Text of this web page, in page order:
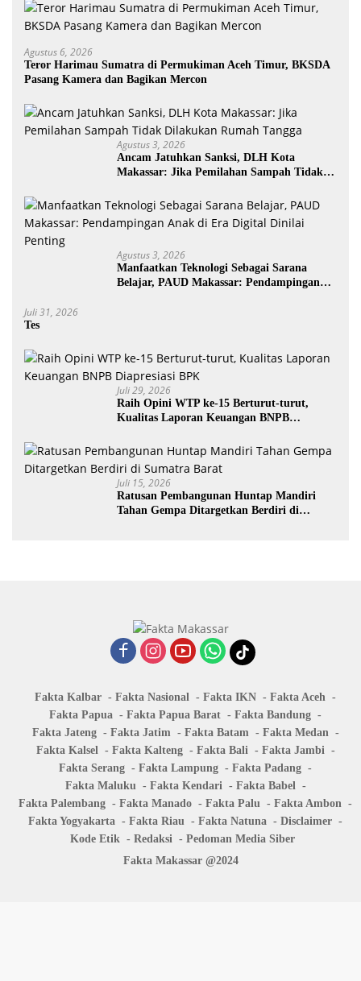
Agustus 6, 2026
Teror Harimau Sumatra di Permukiman Aceh Timur, BKSDA
Pasang Kamera dan Bagikan Mercon
Agustus 3, 2026
Ancam Jatuhkan Sanksi, DLH Kota
Makassar: Jika Pemilahan Sampah Tidak
Agustus 3, 2026
Manfaatkan Teknologi Sebagai Sarana
Belajar, PAUD Makassar: Pendampingan
Juli 31, 2026
Tes
Juli 29, 2026
Raih Opini WTP ke-15 Berturut-turut,
Kualitas Laporan Keuangan BNPB
Juli 15, 2026
Ratusan Pembangunan Huntap Mandiri
Tahan Gempa Ditargetkan Berdiri di
Fakta Kalbar Fakta Nasional Fakta IKN
Fakta Aceh
Fakta Papua
Fakta Papua Barat
Fakta Bandung
Fakta Jateng
Fakta Jatim Fakta Batam
Fakta Medan
Fakta Kalsel
Fakta Kalteng Fakta Bali
Fakta Jambi
Fakta Serang
Fakta Lampung
Fakta Padang
Fakta Maluku
Fakta Kendari
Fakta Babel
Fakta Palembang
Fakta Manado Fakta Palu
Fakta Ambon
Fakta Yogyakarta
Fakta Riau Fakta Natuna
Disclaimer
Kode Etik
Redaksi
Pedoman Media Siber
Fakta Makassar @2024